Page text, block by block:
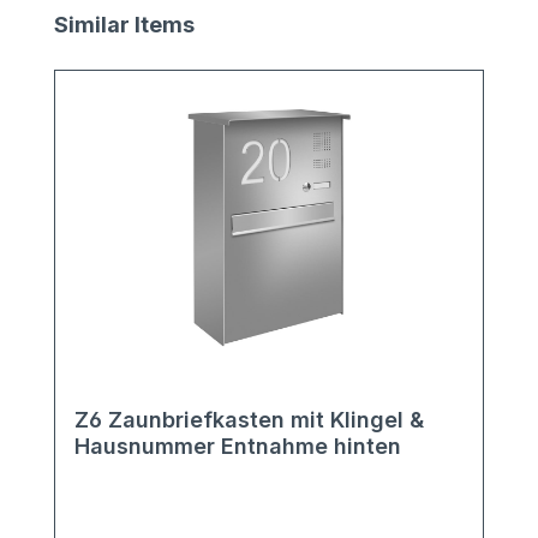
Produktgalerie überspringen
Similar Items
Z6 Zaunbriefkasten mit Klingel &
Hausnummer Entnahme hinten